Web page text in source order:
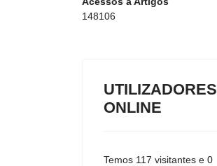
148106
UTILIZADORES
ONLINE
Temos 117 visitantes e 0